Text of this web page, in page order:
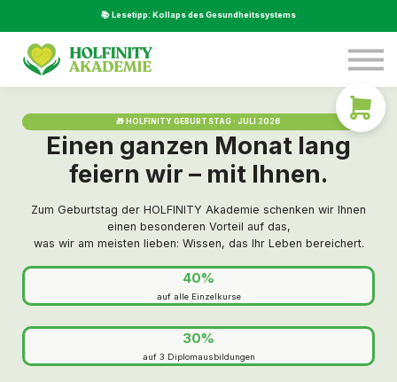
📚 Lesetipp: Kollaps des Gesundheitssystems
Service
Über Uns
LOGIN
🎁 HOLFINITY GEBURTSTAG · JULI 2026
Einen ganzen Monat lang
feiern wir – mit Ihnen.
Zum Geburtstag der HOLFINITY Akademie schenken wir Ihnen
einen besonderen Vorteil auf das,
was wir am meisten lieben: Wissen, das Ihr Leben bereichert.
40%
auf alle Einzelkurse
30%
auf 3 Diplomausbildungen